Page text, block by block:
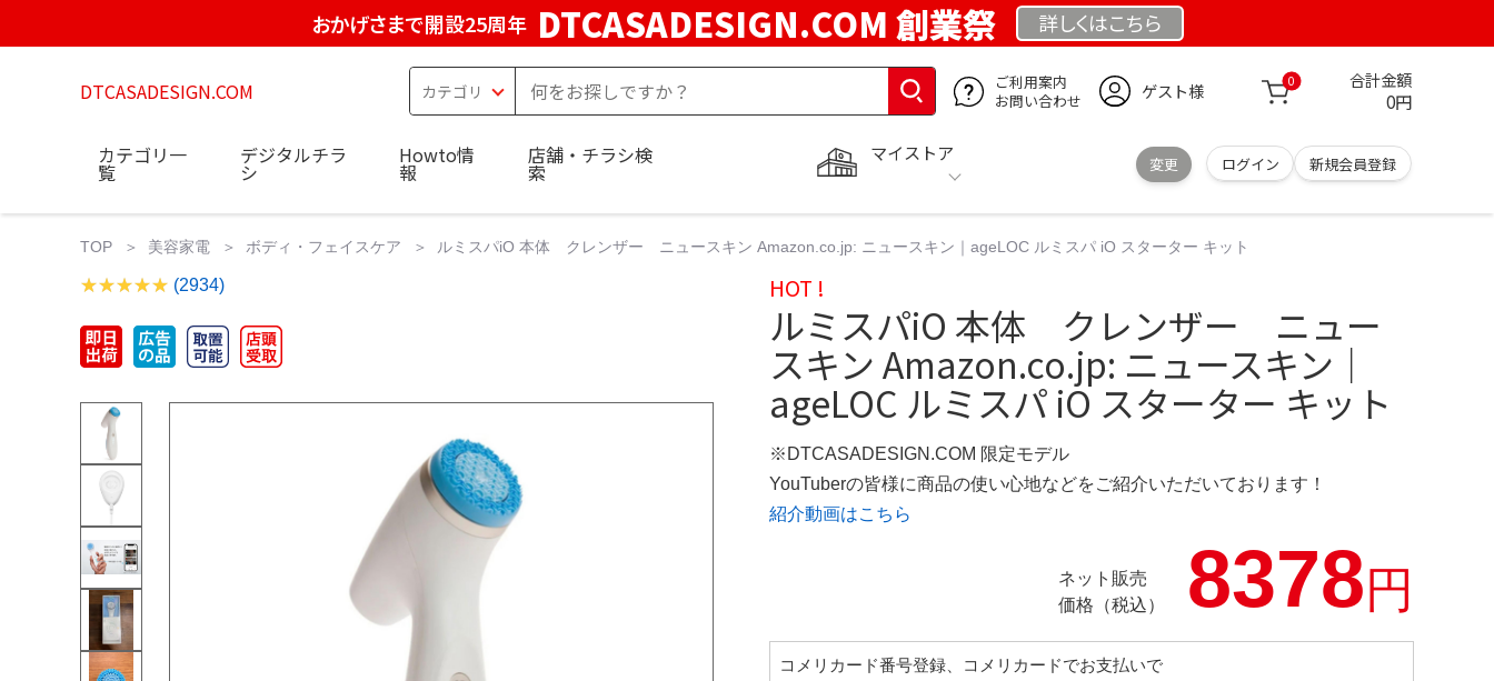
おかげさまで開設25周年 DTCASADESIGN.COM 創業祭 詳しくはこちら
DTCASADESIGN.COM
ご利用案内
お問い合わせ
ゲスト様 0 合計金額
0円
マイストア
変更 ログイン 新規会員登録
カテゴリ一
覧
デジタルチラ
シ
Howto情
報
店舗・チラシ検
索
TOP 美容家電 ボディ・フェイスケア ルミスパiO 本体 クレンザー ニュースキン Amazon.co.jp: ニュースキン｜ageLOC ルミスパ iO スターター キット
(2934) HOT !
ルミスパiO 本体 クレンザー ニュー
スキン Amazon.co.jp: ニュースキン｜
ageLOC ルミスパ iO スターター キット
※DTCASADESIGN.COM 限定モデル
YouTuberの皆様に商品の使い心地などをご紹介いただいております！
紹介動画はこちら
ネット販売
価格（税込）
8378円
コメリカード番号登録、コメリカードでお支払いで